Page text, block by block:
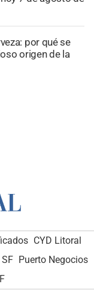
por qué se
origen de la
CYD Litoral
Puerto Negocios